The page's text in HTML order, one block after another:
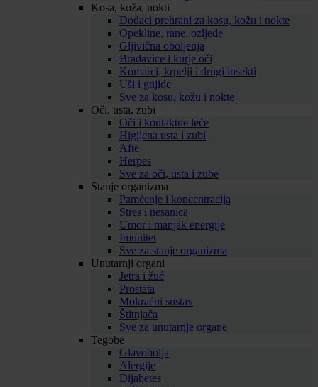
Kosa, koža, nokti
Dodaci prehrani za kosu, kožu i nokte
Opekline, rane, ozljede
Gljivična oboljenja
Bradavice i kurje oči
Komarci, krpelji i drugi insekti
Uši i gnjide
Sve za kosu, kožu i nokte
Oči, usta, zubi
Oči i kontaktne leće
Higijena usta i zubi
Afte
Herpes
Sve za oči, usta i zube
Stanje organizma
Pamćenje i koncentracija
Stres i nesanica
Umor i manjak energije
Imunitet
Sve za stanje organizma
Unutarnji organi
Jetra i žuć
Prostata
Mokraćni sustav
Štitnjača
Sve za unutarnje organe
Tegobe
Glavobolja
Alergije
Dijabetes